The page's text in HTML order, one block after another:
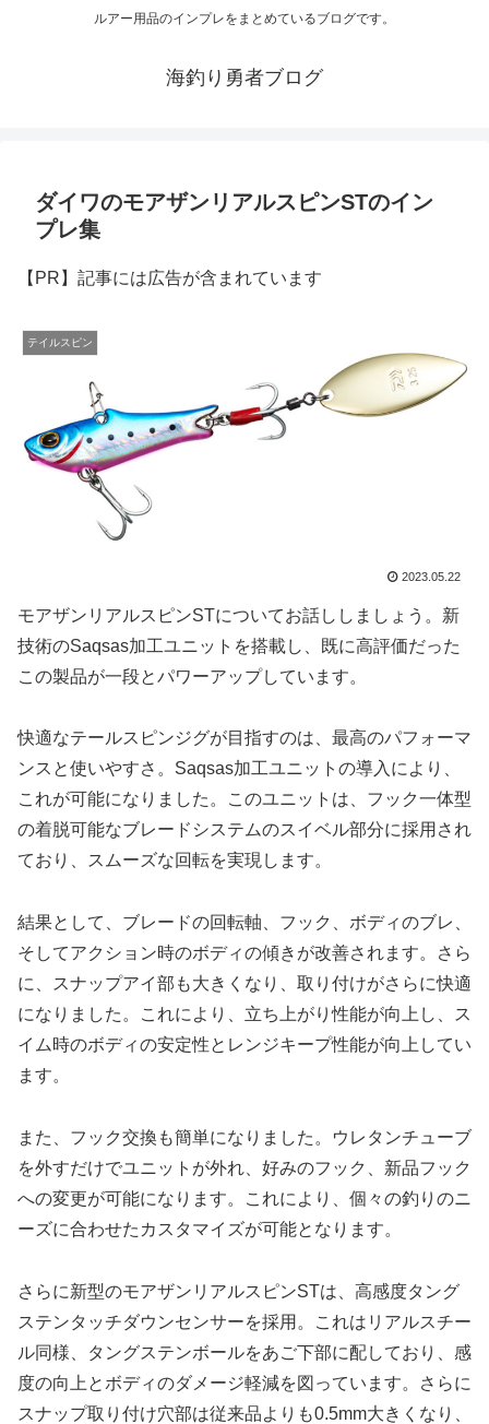
ルアー用品のインプレをまとめているブログです。
海釣り勇者ブログ
ダイワのモアザンリアルスピンSTのイン
プレ集
【PR】記事には広告が含まれています
テイルスピン
2023.05.22
モアザンリアルスピンSTについてお話ししましょう。新
技術のSaqsas加工ユニットを搭載し、既に高評価だった
この製品が一段とパワーアップしています。
快適なテールスピンジグが目指すのは、最高のパフォーマ
ンスと使いやすさ。Saqsas加工ユニットの導入により、
これが可能になりました。このユニットは、フック一体型
の着脱可能なブレードシステムのスイベル部分に採用され
ており、スムーズな回転を実現します。
結果として、ブレードの回転軸、フック、ボディのブレ、
そしてアクション時のボディの傾きが改善されます。さら
に、スナップアイ部も大きくなり、取り付けがさらに快適
になりました。これにより、立ち上がり性能が向上し、ス
イム時のボディの安定性とレンジキープ性能が向上してい
ます。
また、フック交換も簡単になりました。ウレタンチューブ
を外すだけでユニットが外れ、好みのフック、新品フック
への変更が可能になります。これにより、個々の釣りのニ
ーズに合わせたカスタマイズが可能となります。
さらに新型のモアザンリアルスピンSTは、高感度タング
ステンタッチダウンセンサーを採用。これはリアルスチー
ル同様、タングステンボールをあご下部に配しており、感
度の向上とボディのダメージ軽減を図っています。さらに
スナップ取り付け穴部は従来品よりも0.5mm大きくなり、